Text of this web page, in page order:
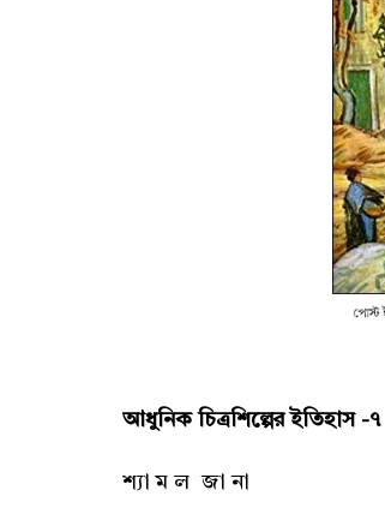
আধুনিক চিত্রশিল্পের ইতিহাস -৭
শ্যা ম ল জা না